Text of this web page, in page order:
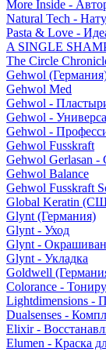
More Inside -
Natural Tech -
Pasta & Love -
A SINGLE
The Circle
Gehwol
Gehwol Med
Gehwol -
Gehwol -
Gehwol -
Gehwol Fusskraft
Gehwol Gerlasan -
Gehwol Balance
Gehwol Fusskraft
Global Keratin
Glynt (Германия)
Glynt - Уход
Glynt -
Glynt - Укладка
Goldwell
Colorance -
Lightdimensions -
Dualsenses -
Elixir -
Elumen - Краска